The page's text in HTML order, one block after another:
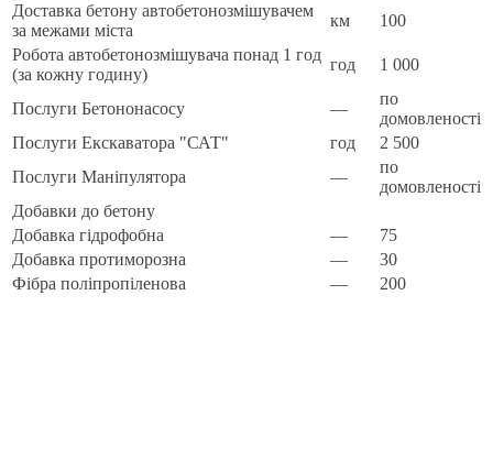
Доставка бетону автобетонозмішувачем
за межами міста
км
100
Робота автобетонозмішувача понад 1 год
(за кожну годину)
год 1 000
Послуги Бетононасосу —
по
домовленості
Послуги Екскаватора "САТ"
год
2 500
Послуги Маніпулятора
—
по
домовленості
Добавки до бетону
Добавка гідрофобна
—
75
Добавка протиморозна
—
30
Фібра поліпропіленова
— 200